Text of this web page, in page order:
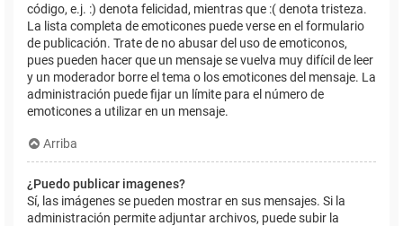
código, e.j. :) denota felicidad, mientras que :( denota tristeza.
La lista completa de emoticones puede verse en el formulario
de publicación. Trate de no abusar del uso de emoticonos,
pues pueden hacer que un mensaje se vuelva muy difícil de leer
y un moderador borre el tema o los emoticones del mensaje. La
administración puede fijar un límite para el número de
emoticones a utilizar en un mensaje.
Arriba
¿Puedo publicar imagenes?
Sí, las imágenes se pueden mostrar en sus mensajes. Si la
administración permite adjuntar archivos, puede subir la